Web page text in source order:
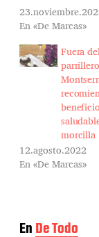
En «De Marcas»
Fuera
morcilla
12.agosto.2022
En «De Marcas»
EnDe Todo